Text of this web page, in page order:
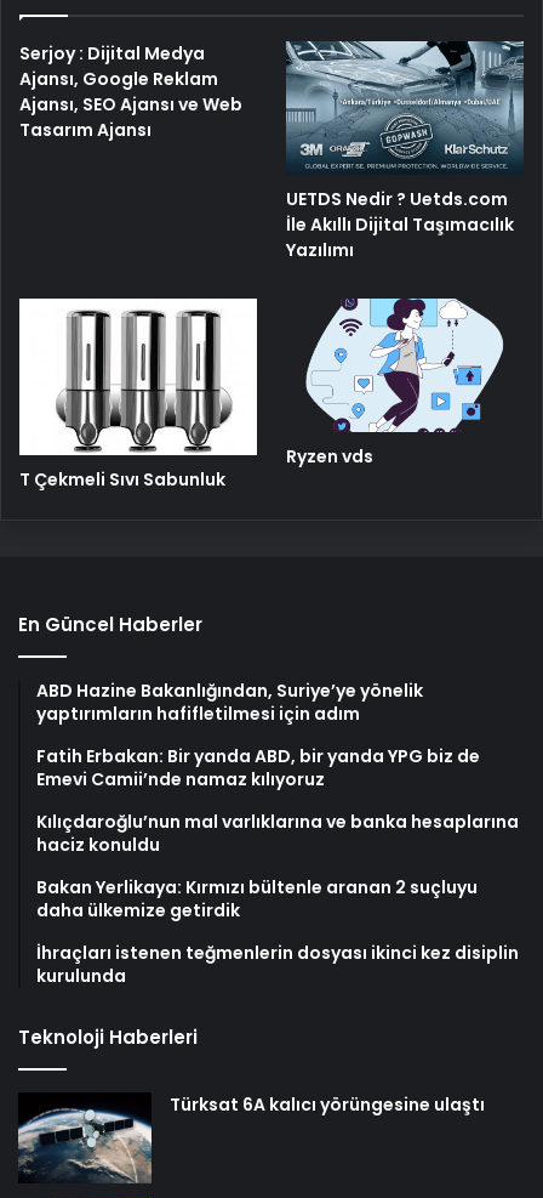
Serjoy : Dijital Medya
Ajansı, Google Reklam
Ajansı, SEO Ajansı ve Web
Tasarım Ajansı
UETDS Nedir ? Uetds.com
İle Akıllı Dijital Taşımacılık
Yazılımı
T Çekmeli Sıvı Sabunluk
Ryzen vds
En Güncel Haberler
ABD Hazine Bakanlığından, Suriye’ye yönelik
yaptırımların hafifletilmesi için adım
Fatih Erbakan: Bir yanda ABD, bir yanda YPG biz de
Emevi Camii’nde namaz kılıyoruz
Kılıçdaroğlu’nun mal varlıklarına ve banka hesaplarına
haciz konuldu
Bakan Yerlikaya: Kırmızı bültenle aranan 2 suçluyu
daha ülkemize getirdik
İhraçları istenen teğmenlerin dosyası ikinci kez disiplin
kurulunda
Teknoloji Haberleri
Türksat 6A kalıcı yörüngesine ulaştı